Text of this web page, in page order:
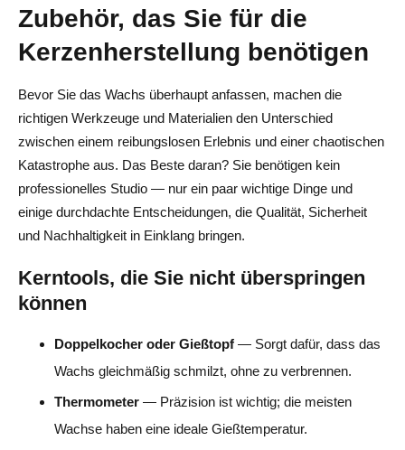
Zubehör, das Sie für die
Kerzenherstellung benötigen
Bevor Sie das Wachs überhaupt anfassen, machen die
richtigen Werkzeuge und Materialien den Unterschied
zwischen einem reibungslosen Erlebnis und einer chaotischen
Katastrophe aus. Das Beste daran? Sie benötigen kein
professionelles Studio — nur ein paar wichtige Dinge und
einige durchdachte Entscheidungen, die Qualität, Sicherheit
und Nachhaltigkeit in Einklang bringen.
Kerntools, die Sie nicht überspringen
können
Doppelkocher oder Gießtopf — Sorgt dafür, dass das
Wachs gleichmäßig schmilzt, ohne zu verbrennen.
Thermometer — Präzision ist wichtig; die meisten
Wachse haben eine ideale Gießtemperatur.